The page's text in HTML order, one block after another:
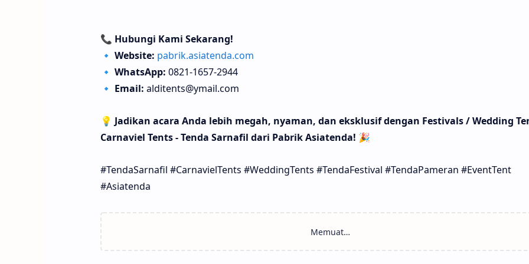
📞 Hubungi Kami Sekarang!
🔹 Website: pabrik.asiatenda.com
🔹 WhatsApp: 0821-1657-2944
🔹 Email: alditents@ymail.com
💡 Jadikan acara Anda lebih megah, nyaman, dan eksklusif dengan Festivals / Wedding
Carnaviel Tents - Tenda Sarnafil dari Pabrik Asiatenda! 🎉
#TendaSarnafil #CarnavielTents #WeddingTents #TendaFestival #TendaPameran #EventTent
#Asiatenda